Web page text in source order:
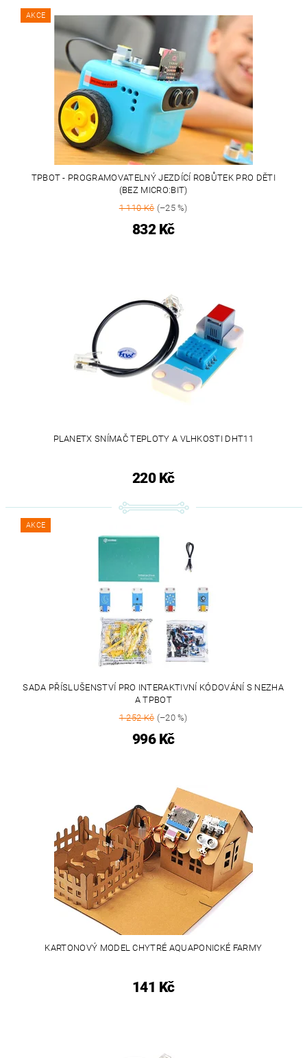
AKCE
TPBOT - PROGRAMOVATELNÝ JEZDÍCÍ ROBŮTEK PRO DĚTI
(BEZ MICRO:BIT)
1 110 Kč(–25 %)
832 Kč
PLANETX SNÍMAČ TEPLOTY A VLHKOSTI DHT11
220 Kč
AKCE
SADA PŘÍSLUŠENSTVÍ PRO INTERAKTIVNÍ KÓDOVÁNÍ S NEZHA
A TPBOT
1 252 Kč(–20 %)
996 Kč
KARTONOVÝ MODEL CHYTRÉ AQUAPONICKÉ FARMY
141 Kč